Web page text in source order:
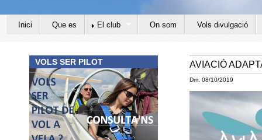
AVIACIÓ
Dm, 08/10/2019
Inici Que es El club On som Vols divulgació
VOLS SER PILOT